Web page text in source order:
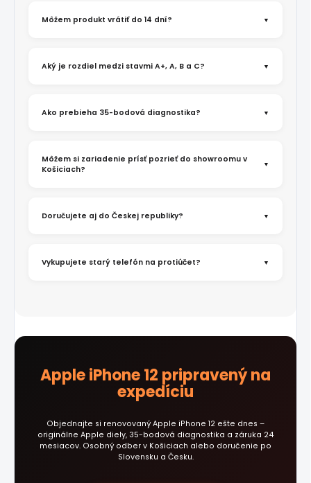
Môžem produkt vrátiť do 14 dní?
Aký je rozdiel medzi stavmi A+, A, B a C?
Ako prebieha 35-bodová diagnostika?
Môžem si zariadenie prísť pozrieť do showroomu v
Košiciach?
Doručujete aj do Českej republiky?
Vykupujete starý telefón na protiúčet?
Apple iPhone 12 pripravený na
expedíciu
Objednajte si renovovaný Apple iPhone 12 ešte dnes –
originálne Apple diely, 35-bodová diagnostika a záruka 24
mesiacov. Osobný odber v Košiciach alebo doručenie po
Slovensku a Česku.